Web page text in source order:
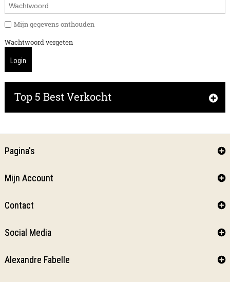
Mijn gegevens onthouden
Wachtwoord vergeten
Login
Top 5 Best Verkocht
Pagina's
Mijn Account
Contact
Social Media
Alexandre Fabelle